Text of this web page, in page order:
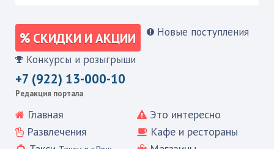
СКИДКИ И АКЦИИ Новые поступления
Конкурсы и розыгрыши
+7 (922) 13-000-10
Редакция портала
Главная
Это интересно
Развлечения
Кафе и рестораны